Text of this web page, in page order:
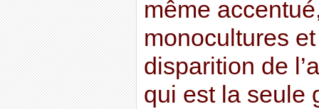
même
monocultures
disparition de
qui est la seule